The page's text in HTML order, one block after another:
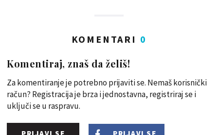
KOMENTARI 0
Komentiraj, znaš da želiš!
Za komentiranje je potrebno prijaviti se. Nemaš korisnički
račun? Registracija je brza i jednostavna, registriraj se i
uključi se u raspravu.
PRIJAVI SE PRIJAVI SE